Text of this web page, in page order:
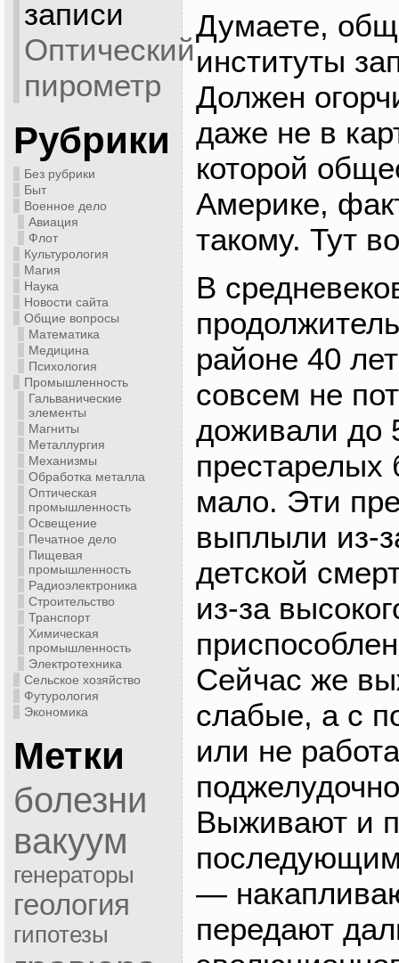
записи
Оптический
пирометр
Рубрики
Без рубрики
Быт
Военное дело
Авиация
Флот
Культурология
Магия
Наука
Новости сайта
Общие вопросы
Математика
Медицина
Психология
Промышленность
Гальванические
элементы
Магниты
Металлургия
Механизмы
Обработка металла
Оптическая
промышленность
Освещение
Печатное дело
Пищевая
промышленность
Радиоэлектроника
Строительство
Транспорт
Химическая
промышленность
Электротехника
Сельское хозяйство
Футурология
Экономика
Метки
болезни
вакуум
генераторы
геология
гипотезы
Думаете,
институты
Должен
даже не в
которой
Америке,
такому. Тут
В
районе 40
совсем не
доживали до
престарелых
мало. Эти
выплыли из-
детской
из-за
Сейчас же
слабые, а с
или не
Выживают и
—
передают